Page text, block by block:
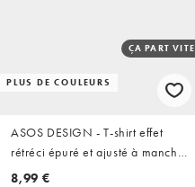
PLUS DE COULEURS
ÇA PART VITE
ASOS DESIGN - T-shirt effet
rétréci épuré et ajusté à manches
courtes - Blanc
8,99 €